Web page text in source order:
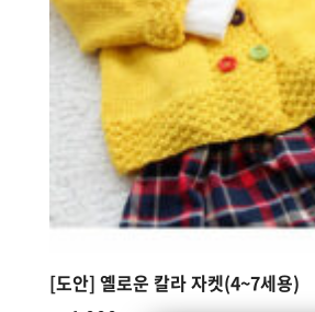
[도안] 옐로운 칼라 자켓(4~7세용)